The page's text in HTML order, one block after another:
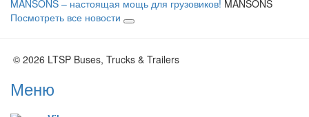
MANSONS – настоящая мощь для грузовиков! MANSONS
Посмотреть все новости
© 2026 LTSP Buses, Trucks & Trailers
Меню